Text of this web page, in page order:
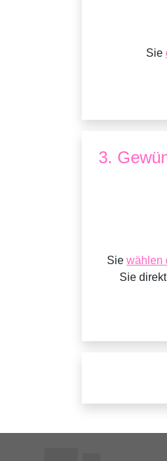
Sie
3.
Sie wählen
Sie